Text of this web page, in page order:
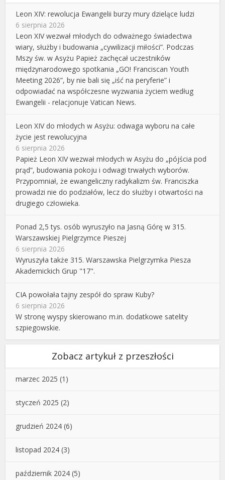
Leon XIV: rewolucja Ewangelii burzy mury dzielące ludzi
6 sierpnia 2026
Leon XIV wezwał młodych do odważnego świadectwa
wiary, służby i budowania „cywilizacji miłości”. Podczas
Mszy św. w Asyżu Papież zachęcał uczestników
międzynarodowego spotkania „GO! Franciscan Youth
Meeting 2026”, by nie bali się „iść na peryferie” i
odpowiadać na współczesne wyzwania życiem według
Ewangelii - relacjonuje Vatican News.
Leon XIV do młodych w Asyżu: odwaga wyboru na całe
życie jest rewolucyjna
6 sierpnia 2026
Papież Leon XIV wezwał młodych w Asyżu do „pójścia pod
prąd”, budowania pokoju i odwagi trwałych wyborów.
Przypomniał, że ewangeliczny radykalizm św. Franciszka
prowadzi nie do podziałów, lecz do służby i otwartości na
drugiego człowieka.
Ponad 2,5 tys. osób wyruszyło na Jasną Górę w 315.
Warszawskiej Pielgrzymce Pieszej
6 sierpnia 2026
Wyruszyła także 315. Warszawska Pielgrzymka Piesza
Akademickich Grup "17".
CIA powołała tajny zespół do spraw Kuby?
6 sierpnia 2026
W stronę wyspy skierowano m.in. dodatkowe satelity
szpiegowskie.
Zobacz artykuł z przeszłości
marzec 2025 (1)
styczeń 2025 (2)
grudzień 2024 (6)
listopad 2024 (3)
październik 2024 (5)